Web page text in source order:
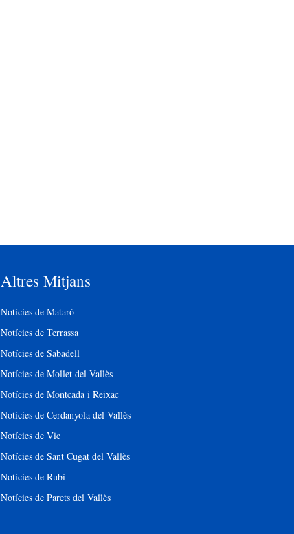
Altres Mitjans
Notícies de Mataró
Notícies de Terrassa
Notícies de Sabadell
Notícies de Mollet del Vallès
Notícies de Montcada i Reixac
Notícies de Cerdanyola del Vallès
Notícies de Vic
Notícies de Sant Cugat del Vallès
Notícies de Rubí
Notícies de Parets del Vallès